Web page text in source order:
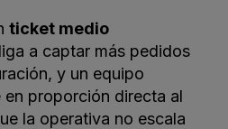
ticket medio
a captar más pedidos
y un equipo
proporción directa al
la operativa no escala